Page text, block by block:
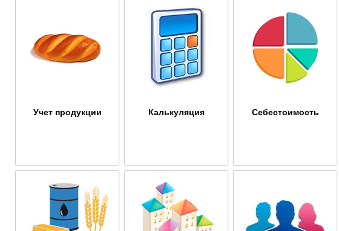
Учет продукции Калькуляция Себестоимость